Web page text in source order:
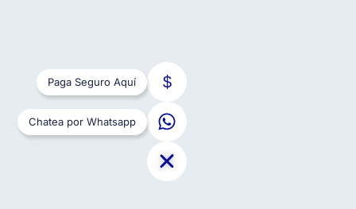
Paga Seguro Aquí
Chatea por Whatsapp